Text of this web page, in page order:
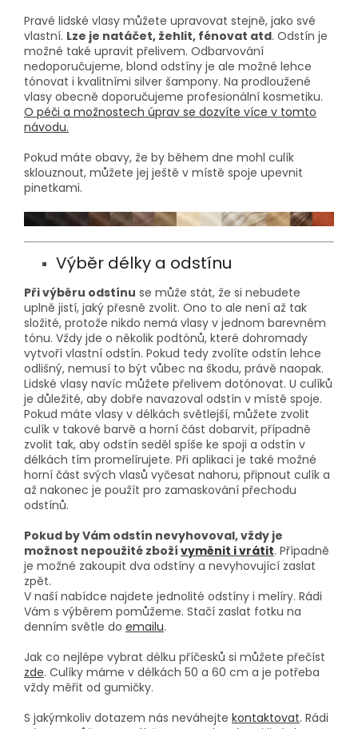
Pravé lidské vlasy můžete upravovat stejně, jako své
vlastní. Lze je natáčet, žehlit, fénovat atd. Odstín je
možné také upravit přelivem. Odbarvování
nedoporučujeme, blond odstíny je ale možné lehce
tónovat i kvalitními silver šampony. Na prodloužené
vlasy obecně doporučujeme profesionální kosmetiku.
O péči a možnostech úprav se dozvíte více v tomto
návodu.
Pokud máte obavy, že by během dne mohl culík
sklouznout, můžete jej ještě v místě spoje upevnit
pinetkami.
Výběr délky a odstínu
Při výběru odstínu se může stát, že si nebudete
uplně jistí, jaký přesně zvolit. Ono to ale není až tak
složité, protože nikdo nemá vlasy v jednom barevném
tónu. Vždy jde o několik podtónů, které dohromady
vytvoří vlastní odstín. Pokud tedy zvolíte odstín lehce
odlišný, nemusí to být vůbec na škodu, právě naopak.
Lidské vlasy navíc můžete přelivem dotónovat. U culíků
je důležité, aby dobře navazoval odstín v místě spoje.
Pokud máte vlasy v délkách světlejší, můžete zvolit
culík v takové barvě a horní část dobarvit, případně
zvolit tak, aby odstín seděl spíše ke spoji a odstín v
délkách tím promelírujete. Při aplikaci je také možné
horní část svých vlasů vyčesat nahoru, připnout culík a
až nakonec je použít pro zamaskování přechodu
odstínů.
Pokud by Vám odstín nevyhovoval, vždy je
možnost nepoužité zboží vyměnit i vrátit. Případně
je možné zakoupit dva odstíny a nevyhovující zaslat
zpět.
V naší nabídce najdete jednolité odstíny i melíry. Rádi
Vám s výběrem pomůžeme. Stačí zaslat fotku na
denním světle do emailu.
Jak co nejlépe vybrat délku příčesků si můžete přečíst
zde. Culíky máme v délkách 50 a 60 cm a je potřeba
vždy měřit od gumičky.
S jakýmkoliv dotazem nás neváhejte kontaktovat. Rádi